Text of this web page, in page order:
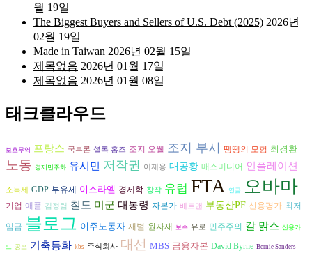
월 19일
The Biggest Buyers and Sellers of U.S. Debt (2025) 2026년
02월 19일
Made in Taiwan 2026년 02월 15일
제목없음 2026년 01월 17일
제목없음 2026년 01월 08일
태크클라우드
보호무역 프랑스 국부론 셜록 홈즈 조지 오웰 조지 부시 땡땡의 모험 최경환
노동 경제민주화 유시민 저작권 이재용 대공황 매스미디어 인플레이션
소득세 GDP 부유세 이스라엘 경제학 창작 유럽 FTA 연금 오바마
기업 애플 김정렴 철도 미군 대통령 자본가 배트맨 부동산PF 신용평가 최저
임금 블로그 이주노동자 재벌 원자재 보수 유로 민주주의 칼 맑스 신용카
드 공포 기축통화 kbs 주식회사 대선 MBS 금융자본 David Byrne Bernie Sanders